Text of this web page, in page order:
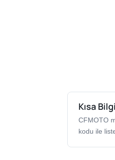
Kısa Bilgi
CFMOTO
kodu ile